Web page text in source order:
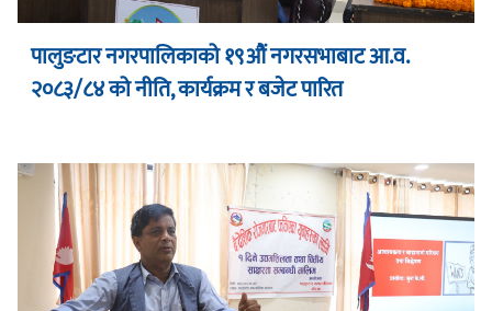
पालुङटार नगरपालिकाको १९औं नगरसभाबाट आ.व.
२०८३/८४ को नीति, कार्यक्रम र बजेट पारित